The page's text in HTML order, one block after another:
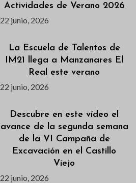
Actividades de Verano 2026
22 junio, 2026
La Escuela de Talentos de
IM21 llega a Manzanares El
Real este verano
22 junio, 2026
Descubre en este vídeo el
avance de la segunda semana
de la VI Campaña de
Excavación en el Castillo
Viejo
22 junio, 2026